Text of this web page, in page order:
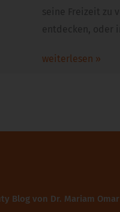
weiterlesen »
Blog von Dr. Mariam Omar